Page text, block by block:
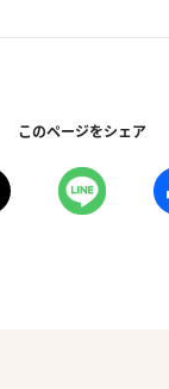
このページをシェア